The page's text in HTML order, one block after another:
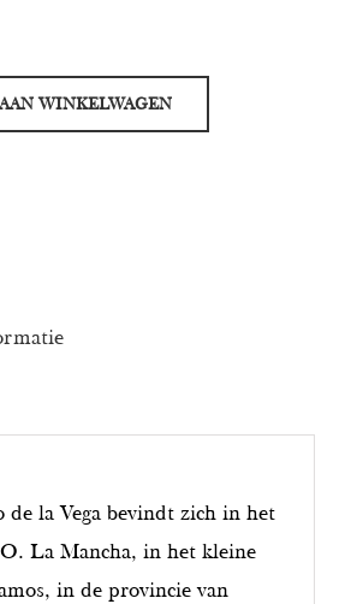
WINKELWAGEN
de la Vega bevindt zich in het
La Mancha, in het kleine
in de provincie van